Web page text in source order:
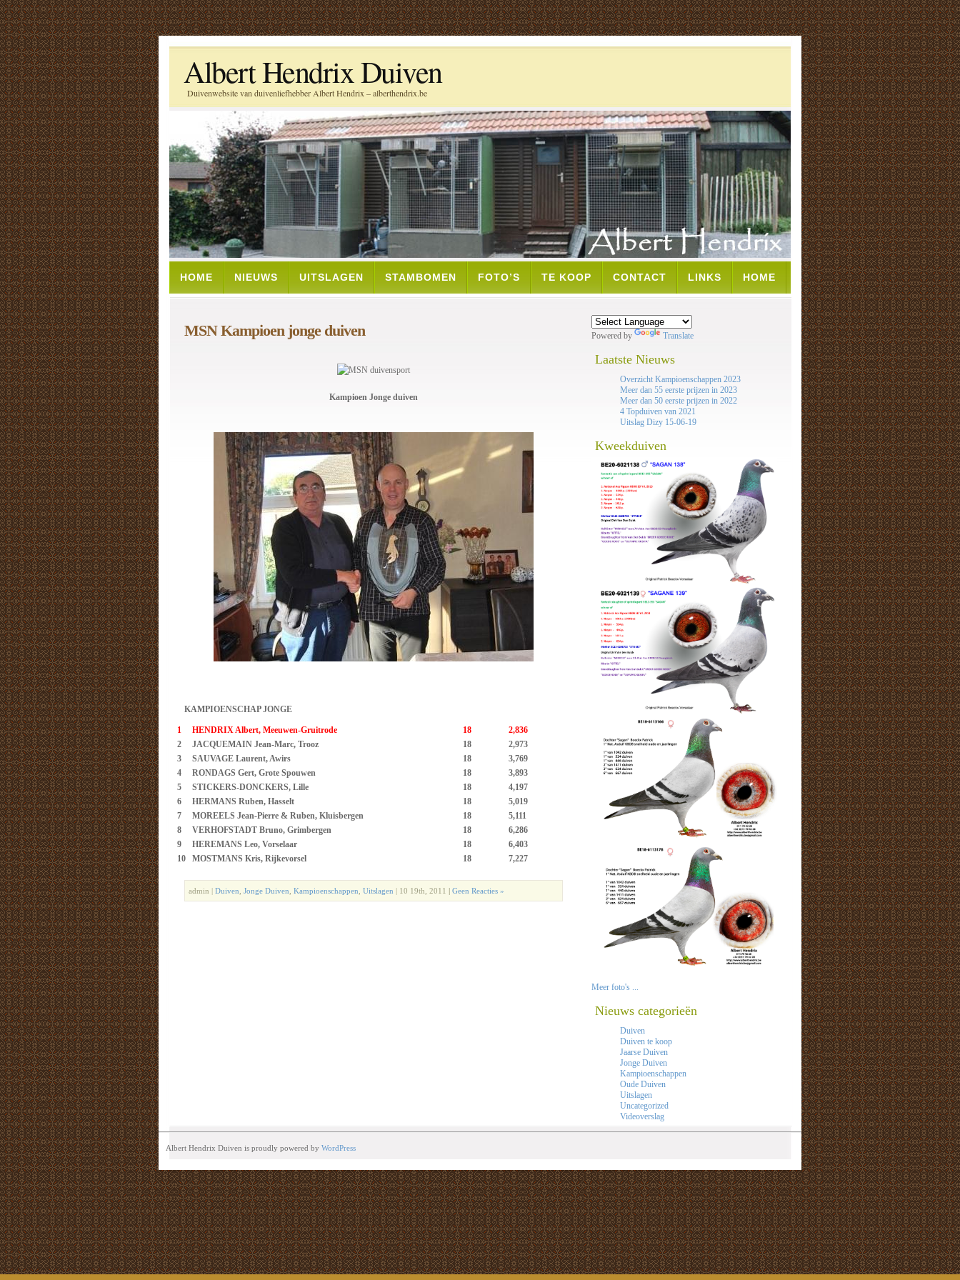
Albert Hendrix Duiven
Duivenwebsite van duivenliefhebber Albert Hendrix – alberthendrix.be
HOME NIEUWS UITSLAGEN STAMBOMEN FOTO’S TE KOOP CONTACT LINKS HOME
MSN Kampioen jonge duiven
Kampioen Jonge duiven
KAMPIOENSCHAP JONGE
1 HENDRIX Albert, Meeuwen-Gruitrode 18
2,836
2
JACQUEMAIN Jean-Marc, Trooz 18
2,973
3
SAUVAGE Laurent, Awirs 18
3,769
4
RONDAGS Gert, Grote Spouwen 18
3,893
5
STICKERS-DONCKERS, Lille 18
4,197
6
HERMANS Ruben, Hasselt 18
5,019
7
MOREELS Jean-Pierre & Ruben, Kluisbergen 18
5,111
8
VERHOFSTADT Bruno, Grimbergen 18
6,286
9
HEREMANS Leo, Vorselaar 18
6,403
10
MOSTMANS Kris, Rijkevorsel 18 7,227
admin | Duiven Jonge Duiven Kampioenschappen Uitslagen | 10 19th, 2011 | Geen Reacties »
Powered by Translate
Laatste Nieuws
Overzicht Kampioenschappen 2023
Meer dan 55 eerste prijzen in 2023
Meer dan 50 eerste prijzen in 2022
4 Topduiven van 2021
Uitslag Dizy 15-06-19
Kweekduiven
Meer foto's ...
Nieuws categorieën
Duiven
Duiven te koop
Jaarse Duiven
Jonge Duiven
Kampioenschappen
Oude Duiven
Uitslagen
Uncategorized
Videoverslag
Albert Hendrix Duiven is proudly powered by WordPress